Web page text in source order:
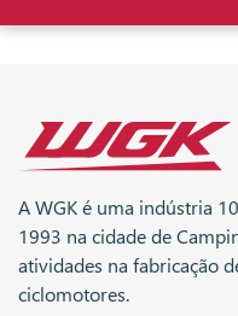
A WGK é uma indústria
1993 na cidade de
atividades na fabricação
ciclomotores.